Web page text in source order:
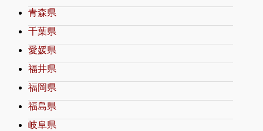
青森県
千葉県
愛媛県
福井県
福岡県
福島県
岐阜県